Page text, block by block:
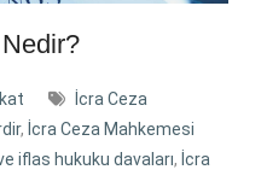
İcra Ceza
, İcra Ceza Mahkemesi
iflas hukuku davaları, İcra